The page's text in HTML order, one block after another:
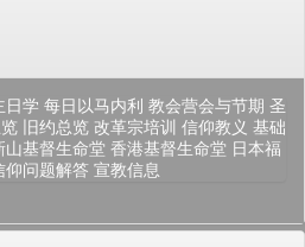
日学 每日以马内利 教会营会与节期 圣
旧约总览 改革宗培训 信仰教义 基础
山基督生命堂 香港基督生命堂 日本福
仰问题解答 宣教信息